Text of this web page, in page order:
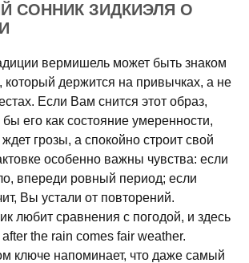
СОННИК ЗИДКИЭЛЯ О
вермишель может быть знаком
держится на привычках, а не
Если Вам снится этот образ,
его как состояние умеренности,
ждет грозы, а спокойно строит свой
особенно важны чувства: если
впереди ровный период; если
Вы устали от повторений.
любит сравнения с погодой, и здесь
after the rain comes fair weather.
ключе напоминает, что даже самый